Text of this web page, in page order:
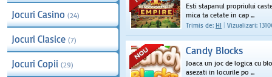
Jocuri Casino (24)
Jocuri Clasice (7)
Jocuri Copii (29)
Esti stapanul propriului
mica ta cetate in cap ...
Trimis de: HI Vizualizari:
Candy Blocks
Joaca un joc de logica cu
asezati in locurile po ...